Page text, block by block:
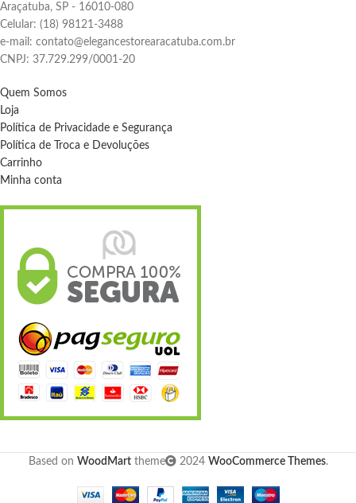
Araçatuba, SP - 16010-080
Celular: (18) 98121-3488
e-mail: contato@elegancestorearacatuba.com.br
CNPJ: 37.729.299/0001-20
Quem Somos
Loja
Política de Privacidade e Segurança
Política de Troca e Devoluções
Carrinho
Minha conta
Based on WoodMarttheme 2024 WooCommerce Themes.